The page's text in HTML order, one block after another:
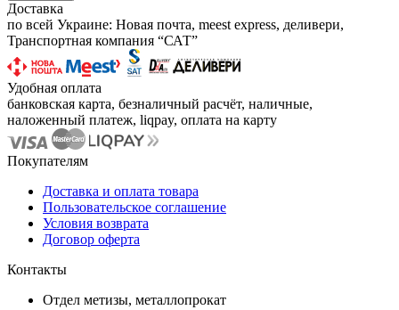
Доставка
по всей Украине: Новая почта, meest express, деливери,
Транспортная компания “САТ”
Удобная оплата
банковская карта, безналичный расчёт, наличные,
наложенный платеж, liqpay, оплата на карту
Покупателям
Доставка и оплата товара
Пользовательское соглашение
Условия возврата
Договор оферта
Контакты
Отдел метизы, металлопрокат